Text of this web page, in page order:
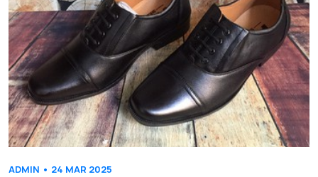
ADMIN • 24 MAR 2025